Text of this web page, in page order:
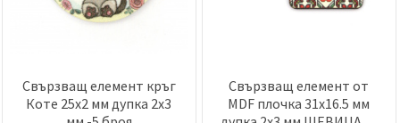
Свързващ елемент кръг
Коте 25x2 мм дупка 2x3
Свързващ елемент от
MDF плочка 31x16.5 мм